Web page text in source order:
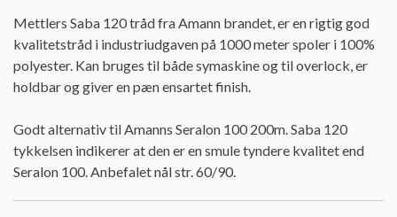
Mettlers Saba 120 tråd fra Amann brandet, er en rigtig god
kvalitetstråd i industriudgaven på 1000 meter spoler i 100%
polyester. Kan bruges til både symaskine og til overlock, er
holdbar og giver en pæn ensartet finish.
Godt alternativ til Amanns Seralon 100 200m. Saba 120
tykkelsen indikerer at den er en smule tyndere kvalitet end
Seralon 100. Anbefalet nål str. 60/90.